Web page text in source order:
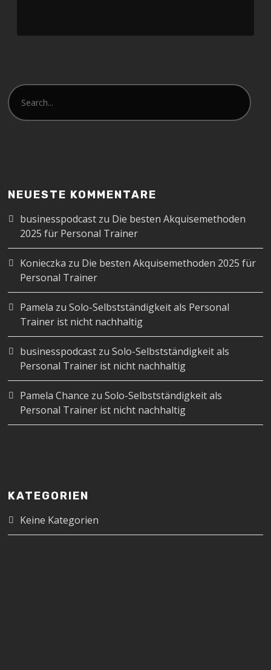
NEUESTE KOMMENTARE
businesspodcast zu Die besten Akquisemethoden
2025 für Personal Trainer
Konieczka zu Die besten Akquisemethoden 2025 für
Personal Trainer
Pamela zuSolo-Selbstständigkeit als Personal
Trainer ist nicht nachhaltig
businesspodcast zuSolo-Selbstständigkeit als
Personal Trainer ist nicht nachhaltig
Pamela Chance zuSolo-Selbstständigkeit als
Personal Trainer ist nicht nachhaltig
KATEGORIEN
Keine Kategorien